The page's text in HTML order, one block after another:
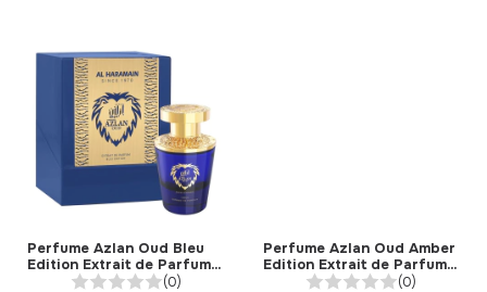
Perfume Azlan Oud Bleu
Edition Extrait de Parfum
Al Haramain
(0)
Perfume Azlan Oud Amber
Edition Extrait de Parfum
Al Haramain
(0)